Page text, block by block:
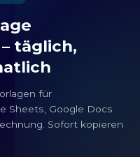
täglich,
für
Sheets, Google Docs
Sofort kopieren